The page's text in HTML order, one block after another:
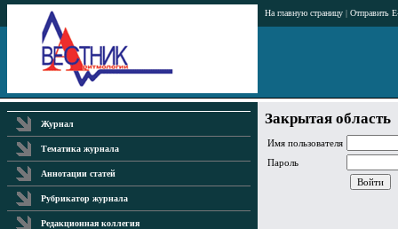
На главную страницу | Отправить
Журнал
Тематика журнала
Аннотации статей
Рубрикатор журнала
Редакционная коллегия
Закрытая область
Имя пользователя
Пароль